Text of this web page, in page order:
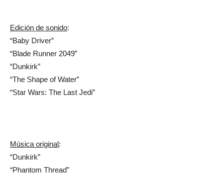
Edición de sonido:
“Baby Driver”
“Blade Runner 2049”
“Dunkirk”
“The Shape of Water”
“Star Wars: The Last Jedi”
Música original:
“Dunkirk”
“Phantom Thread”